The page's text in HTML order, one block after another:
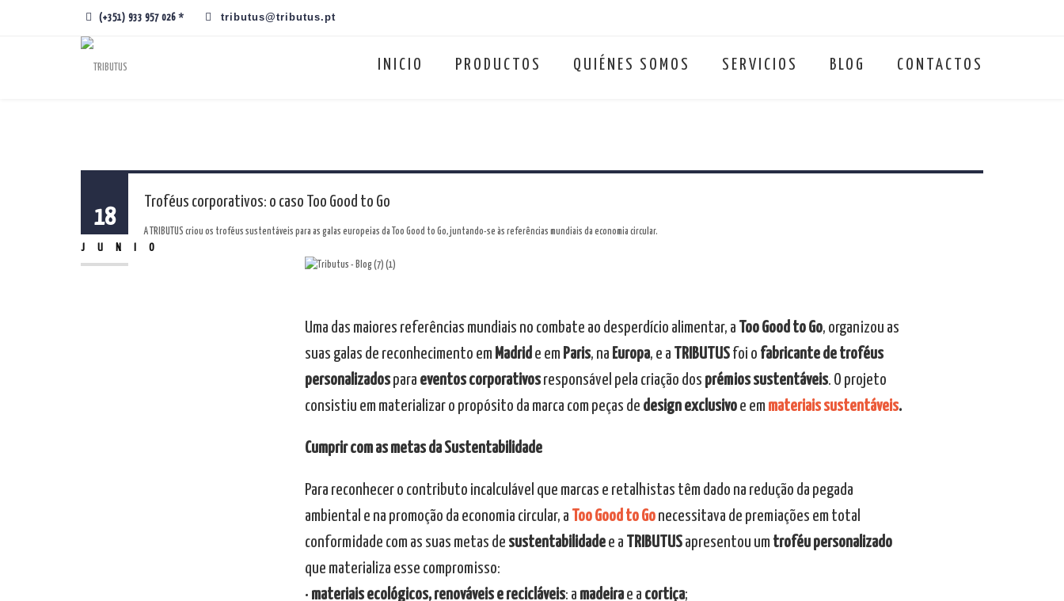
(+351) 933 957 026 * tributus@tributus.pt
INICIO PRODUCTOS QUIÉNES SOMOS SERVICIOS BLOG CONTACTOS
18
JUNIO
Troféus corporativos: o caso Too Good to Go
A TRIBUTUS criou os troféus sustentáveis para as galas europeias da Too Good to Go, juntando-se às referências mundiais da economia circular.
Uma das maiores referências mundiais no combate ao desperdício alimentar, a Too Good to Go, organizou as
suas galas de reconhecimento em Madride em Paris, na Europa, e a TRIBUTUSfoi o fabricante de troféus
personalizadospara eventos corporativosresponsável pela criação dos prémios sustentáveis. O projeto
consistiu em materializar o propósito da marca com peças de design exclusivoe em materiais sustentáveis.
Cumprir com as metas da Sustentabilidade
Para reconhecer o contributo incalculável que marcas e retalhistas têm dado na redução da pegada
ambiental e na promoção da economia circular, a
Too Good to Gonecessitava de premiações em total
conformidade com as suas metas de sustentabilidadee a TRIBUTUSapresentou um troféu personalizado
que materializa esse compromisso:
• materiais ecológicos, renováveis e recicláveis: a madeirae a cortiça;